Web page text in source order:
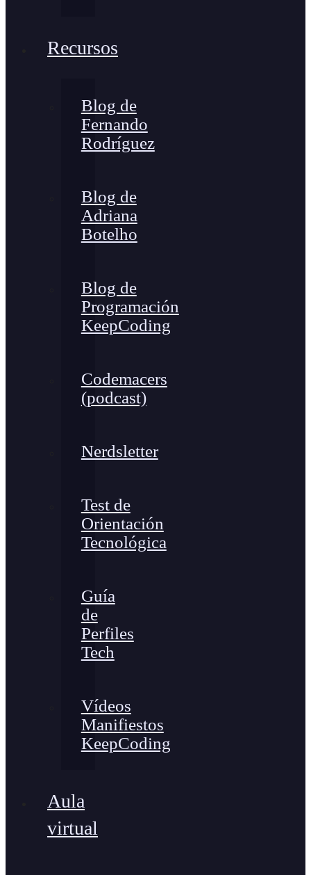
Recursos
Blog de
Fernando
Rodríguez
Blog de
Adriana
Botelho
Blog de
Programación
KeepCoding
Codemacers
(podcast)
Nerdsletter
Test de
Orientación
Tecnológica
Guía
de
Perfiles
Tech
Vídeos
Manifiestos
KeepCoding
Aula
virtual